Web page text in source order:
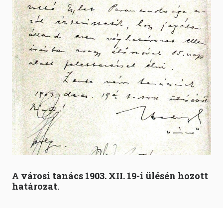
A városi tanács 1903. XII. 19-i ülésén hozott
határozat.